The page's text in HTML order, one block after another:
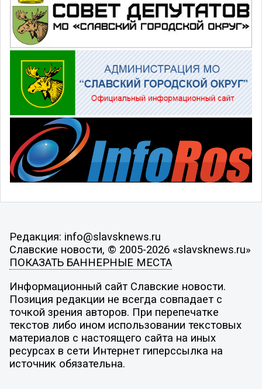
Редакция: info@slavsknews.ru
Славские новости, © 2005-2026 «slavsknews.ru»
ПОКАЗАТЬ БАННЕРНЫЕ МЕСТА
Информационный сайт Славские новости.
Позиция редакции не всегда совпадает с
точкой зрения авторов. При перепечатке
текстов либо ином использовании текстовых
материалов с настоящего сайта на иных
ресурсах в сети Интернет гиперссылка на
источник обязательна.